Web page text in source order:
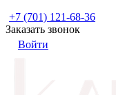
+7 (701) 121-68-36
Заказать звонок
Войти